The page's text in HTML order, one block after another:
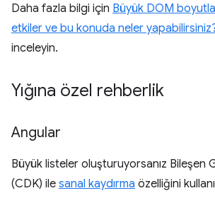
Daha fazla bilgi için Büyük DOM
etkiler ve bu konuda neler
inceleyin.
Yığına özel rehberlik
Angular
Büyük listeler oluşturuyorsanız Bileşen
(CDK) ile sanal kaydırma özelliğini